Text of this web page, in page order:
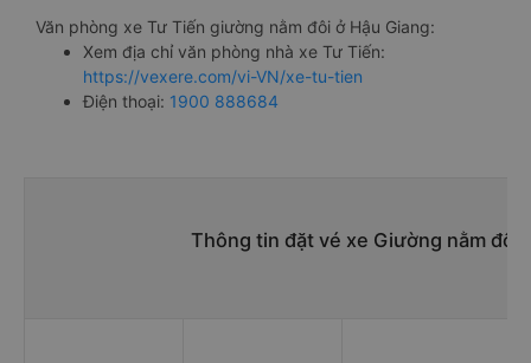
Văn phòng xe Tư Tiến giường nằm đôi ở Hậu Giang:
Xem địa chỉ văn phòng nhà xe Tư Tiến:
https://vexere.com/vi-VN/xe-tu-tien
Điện thoại: 1900 888684
Thông tin đặt vé xe Giường nằm đôi